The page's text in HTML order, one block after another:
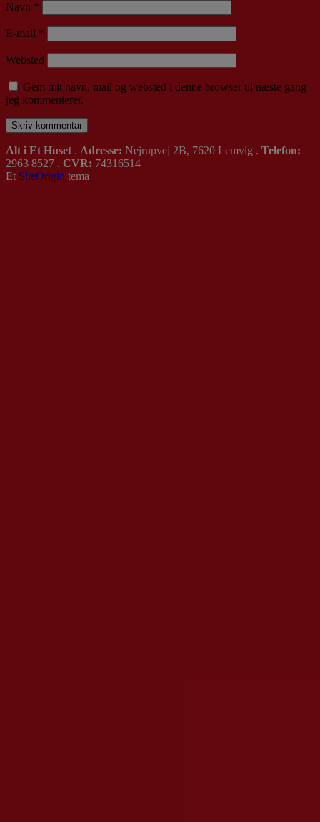
Navn *
E-mail *
Websted
Gem mit navn, mail og websted i denne browser til næste gang
jeg kommenterer.
Alt i Et Huset . Adresse: Nejrupvej 2B, 7620 Lemvig . Telefon:
2963 8527 . CVR: 74316514
Et SiteOrigin tema